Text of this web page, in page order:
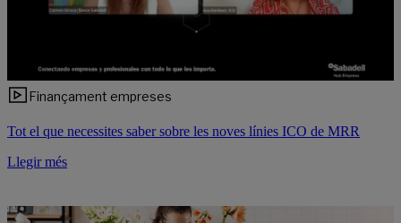
Finançament empreses
Tot el que necessites saber sobre les noves línies ICO de MRR
Llegir més